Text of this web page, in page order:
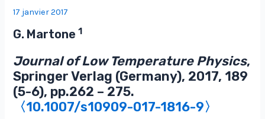
17 janvier 2017
G. Martone1
Journal of Low Temperature Physics,
Springer Verlag (Germany), 2017, 189
(5-6), pp.262 – 275.
〈10.1007/s10909-017-1816-9〉